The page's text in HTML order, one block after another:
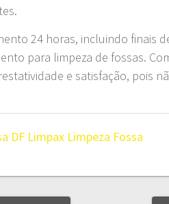
24 horas, incluindo finais
para limpeza de fossas.
e satisfação, pois
DF Limpax Limpeza Fossa